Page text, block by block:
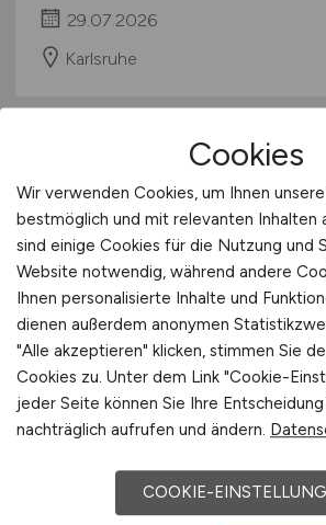
29.07.2026
Karlsruhe
Buchhalter(m/w/d)
Kenntnissen
FC-Gruppe GmbH
29.07.2026
Karlsruhe
Cookies
Wir verwenden Cookies, um Ihnen
bestmöglich und mit relevanten Inhalten
sind einige Cookies für die Nutzung und
Website notwendig, während andere
Ihnen personalisierte Inhalte und
dienen außerdem anonymen
"Alle akzeptieren" klicken, stimmen Sie
Cookies zu. Unter dem Link "Cookie-
jeder Seite können Sie Ihre
nachträglich aufrufen und ändern.
COOKIE-